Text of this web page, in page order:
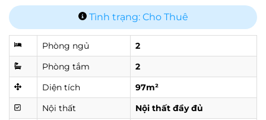
Tình trạng: Cho Thuê
Phòng ngủ
2
Phòng tắm
2
Diện tích
97m²
Nội thất
Nội thất đầy đủ